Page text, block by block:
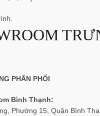
PHÂN PHỐI
Bình Thạnh:
Phường 15, Quận Bình